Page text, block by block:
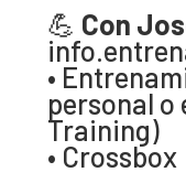
💪 Con
•
personal o
Training)
• Crossbox